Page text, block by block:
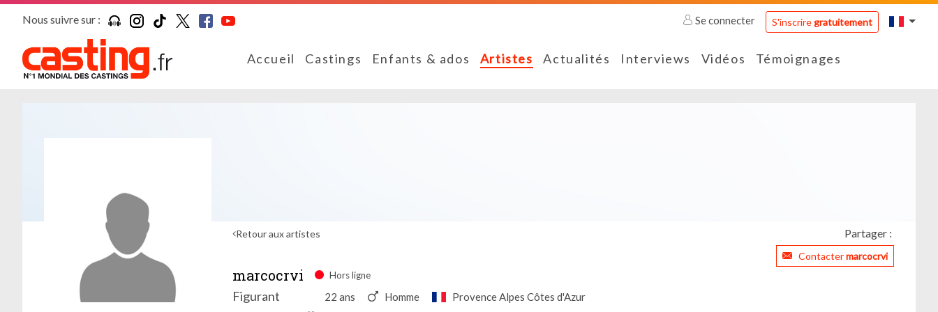
Nous suivre sur : Se connecter S'inscriregratuitement
Accueil Castings Enfants & ados Artistes Actualités Interviews Vidéos Témoignages
Retour aux artistes Partager :
Contactermarcocrvi
marcocrvi Hors ligne
Figurant 22 ans Homme Provence Alpes Côtes d'Azur